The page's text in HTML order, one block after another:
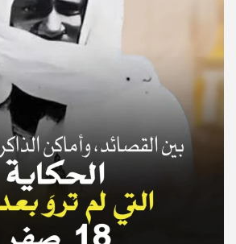
© Copyright 2025, APS